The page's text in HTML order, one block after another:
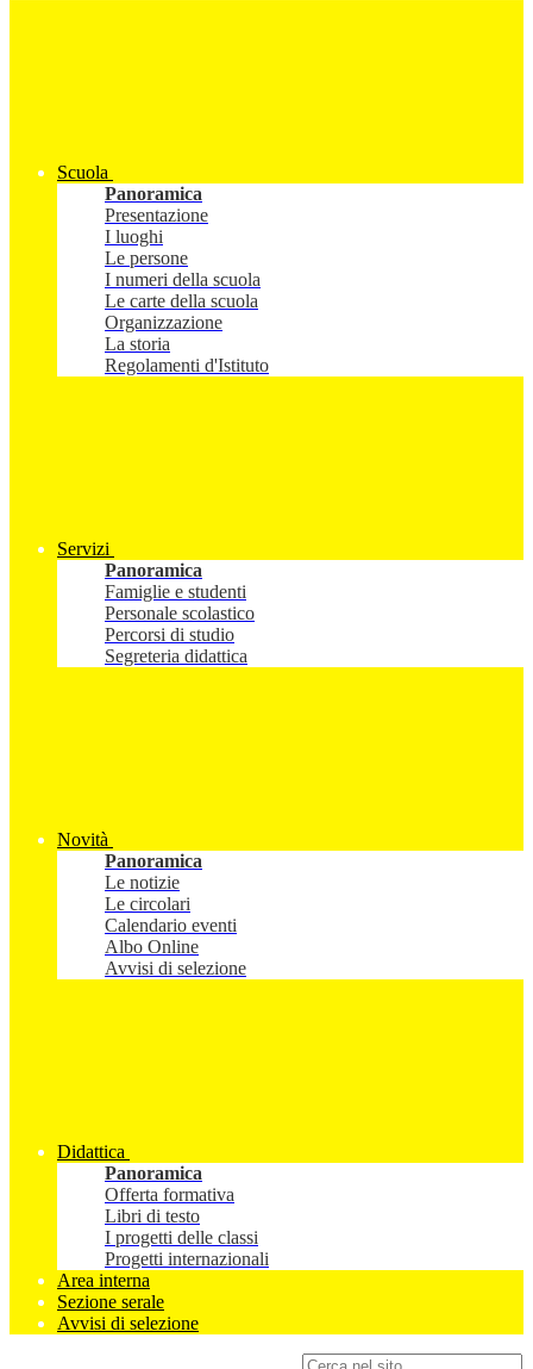
Scuola
Panoramica
Presentazione
I luoghi
Le persone
I numeri della scuola
Le carte della scuola
Organizzazione
La storia
Regolamenti d'Istituto
Servizi
Panoramica
Famiglie e studenti
Personale scolastico
Percorsi di studio
Segreteria didattica
Novità
Panoramica
Le notizie
Le circolari
Calendario eventi
Albo Online
Avvisi di selezione
Didattica
Panoramica
Offerta formativa
Libri di testo
I progetti delle classi
Progetti internazionali
Area interna
Sezione serale
Avvisi di selezione